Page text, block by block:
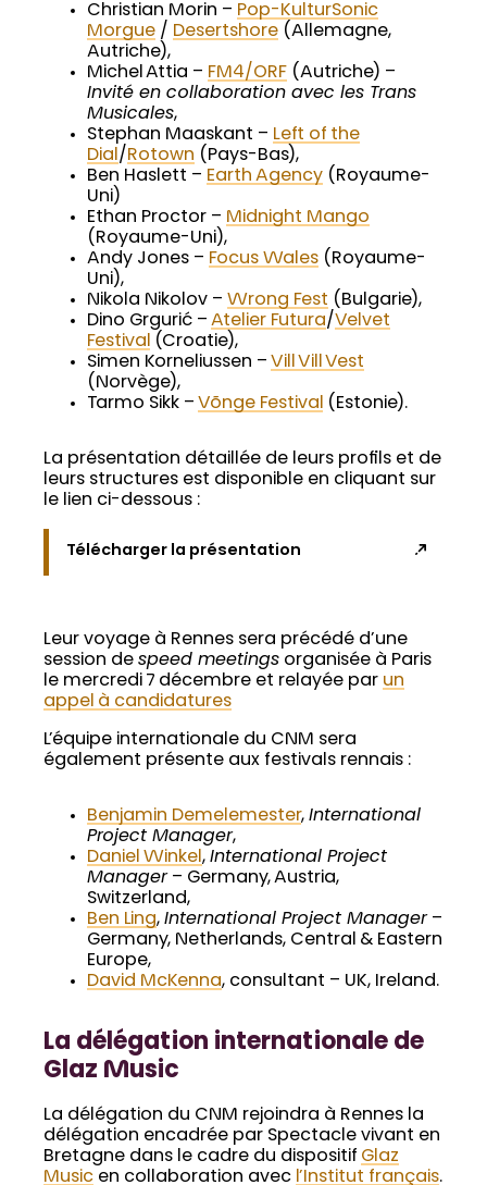
Christian Morin – Pop-KulturSonic
Morgue / Desertshore (Allemagne,
Autriche),
Michel Attia – FM4/ORF (Autriche) –
Invité en collaboration avec les Trans
Musicales,
Stephan Maaskant – Left of the
Dial / Rotown (Pays-Bas),
Ben Haslett – Earth Agency (Royaume-
Uni)
Ethan Proctor – Midnight Mango
(Royaume-Uni),
Andy Jones – Focus Wales (Royaume-
Uni),
Nikola Nikolov – Wrong Fest (Bulgarie),
Dino Grgurić – Atelier Futura/Velvet
Festival
(Croatie),
Simen Korneliussen – Vill Vill Vest
(Norvège),
Tarmo Sikk – Võnge Festival (Estonie).
La présentation détaillée de leurs profils et de
leurs structures est disponible en cliquant sur
le lien ci-dessous :
Télécharger la présentation
Leur voyage à Rennes sera précédé d’une
session de speed meetings organisée à Paris
le mercredi 7 décembre et relayée par un
appel à candidatures
L’équipe internationale du CNM sera
également présente aux festivals rennais :
Benjamin Demelemester, International
Project Manager,
Daniel Winkel , International Project
Manager– Germany, Austria,
Switzerland,
Ben Ling, International Project Manager–
Germany, Netherlands, Central & Eastern
Europe,
David McKenna, consultant – UK, Ireland.
La délégation internationale de
Glaz Music
La délégation du CNM rejoindra à Rennes la
délégation encadrée par Spectacle vivant en
Bretagne dans le cadre du dispositif Glaz
Music en collaboration avec l’Institut français.